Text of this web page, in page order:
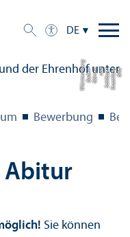
DE
Bil
d:
S
t
a
a
tli
c
h
e
S
c
hl
ö
s
s
e
r
u
n
d
G
ä
r
t
e
n
B
a
d
e
n-
W
ü
r
t
t
e
m
b
e
r
g
Bewerbung
Abitur
Sie können